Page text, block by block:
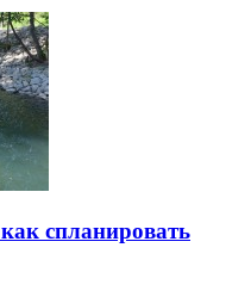
спланировать